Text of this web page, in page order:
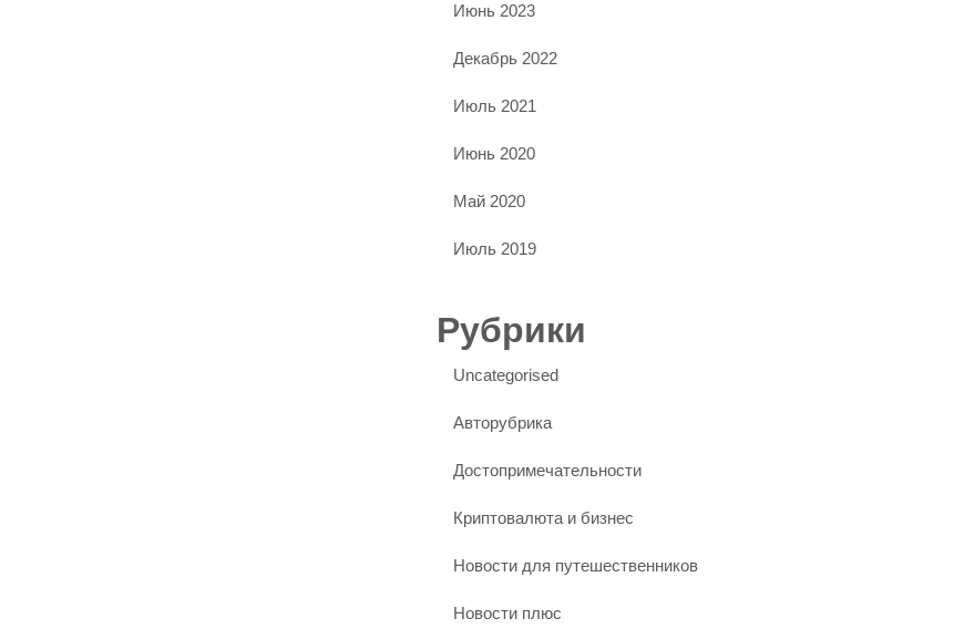
Июнь 2023
Декабрь 2022
Июль 2021
Июнь 2020
Май 2020
Июль 2019
Рубрики
Uncategorised
Авторубрика
Достопримечательности
Криптовалюта и бизнес
Новости для путешественников
Новости плюс